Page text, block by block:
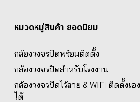
หมวดหมู่สินค้า ยอดนิยม
กล้องวงจรปิดพร้อมติดตั้ง
กล้องวงจรปิดสำหรับโรงงาน
กล้องวงจรปิดไร้สาย & WIFI ติดตั้งเอง
ได้